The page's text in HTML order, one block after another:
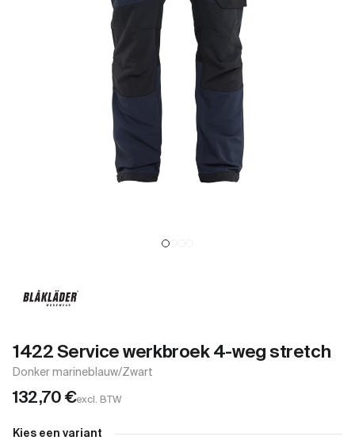
1422 Service werkbroek 4-weg stretch
Donker marineblauw/Zwart
132,70€excl. BTW
Kies een variant